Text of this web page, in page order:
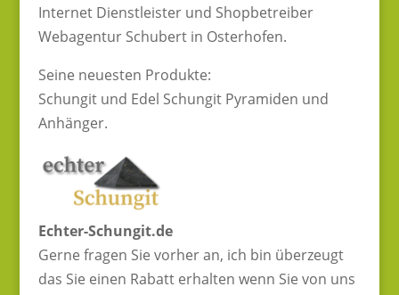
Internet Dienstleister und Shopbetreiber
Webagentur Schubert in Osterhofen.
Seine neuesten Produkte:
Schungit und Edel Schungit Pyramiden und
Anhänger.
Echter-Schungit.de
Gerne fragen Sie vorher an, ich bin überzeugt
das Sie einen Rabatt erhalten wenn Sie von uns